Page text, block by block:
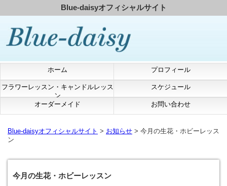
Blue-daisyオフィシャルサイト
ホーム プロフィール
フラワーレッスン・キャンドルレッス
ン
スケジュール
オーダーメイド お問い合わせ
Blue-daisyオフィシャルサイト > お知らせ > 今月の生花・ホビーレッス
ン
今月の生花・ホビーレッスン